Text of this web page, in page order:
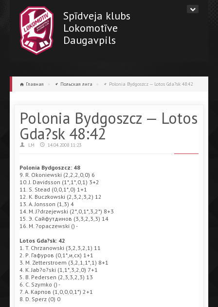
Spīdveja klubs
Lokomotīve
Daugavpils
Главная » Польская лига » Polonia Bydgoszcz — Lotos Gda?sk 48:42
Polonia Bydgoszcz — Lotos
Gda?sk 48:42
LM 14.04.2008 11:23
Polonia Bydgoszcz: 48
9. R. Okoniewski (2,2,2,0,0) 6
10. J. Davidsson (1*,1*,0,1) 3+2
11. S. Stead (0,0,1*,0) 1+1
12. K. Buczkowski (2,3,2,3,2) 12
13. A. Jonsson (1,3) 4
14. M. J?drzejewski (2*,0,1*,3,2*) 8+3
15. Э. Сайфутдинов (3,3,2,3,3) 14
16. M. ?opaczewski () -
Lotos Gda?sk: 42
1. T. Chrzanowski (3,2,3,2,1) 11
2. Р. Гафуров (0,1*,и,сх) 1+1
3. M. Zetterstroem (3,2,1,1*,1) 8+1
4. K. Jab?o?ski (1,1*,3,2,0) 7+1
5. B. Pedersen (2,3,3,2,3) 13
6. C. Szymko () -
7. A. Карпов (1,0,0,0,1*) 2+1
8. D. Sperz (0) 0